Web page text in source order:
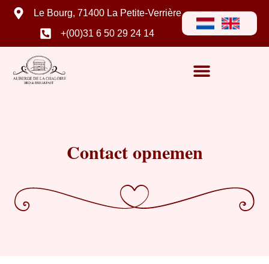
Le Bourg, 71400 La Petite-Verrière
+(00)31 6 50 29 24 14
Contact opnemen